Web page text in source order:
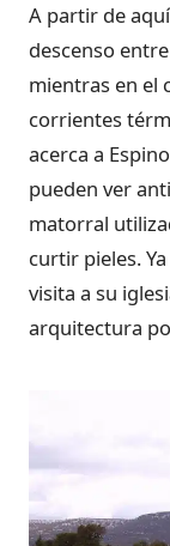
A partir de
descenso
mientras en el
corrientes
acerca a
pueden ver
matorral
curtir pieles.
visita a su
arquitectura